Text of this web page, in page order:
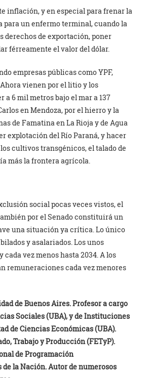
inflación, y en especial para frenar la
para un enfermo terminal, cuando la
de exportación, poner
férreamente el valor del dólar.
empresas públicas como YPF,
vienen por el litio y los
a 6 mil metros bajo el mar a 137
en Mendoza, por el hierro y la
de Famatina en La Rioja y de Agua
explotación del Río Paraná, y hacer
cultivos transgénicos, el talado de
más la frontera agrícola.
social pocas veces vistos, el
por el Senado constituirá un
una situación ya crítica. Lo único
y asalariados. Los unos
vez menos hasta 2034. A los
remuneraciones cada vez menores
de Buenos Aires. Profesor a cargo
Sociales (UBA), y de Instituciones
de Ciencias Económicas (UBA).
Trabajo y Producción (FETyP).
de Programación
la Nación. Autor de numerosos